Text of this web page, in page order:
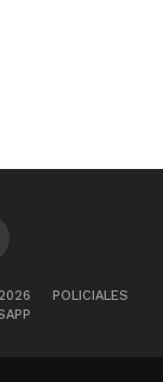
POLICIALES